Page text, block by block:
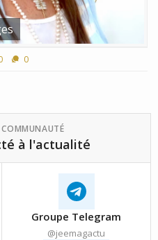
0
à l'actualité
Groupe Telegram
@jeemagactu